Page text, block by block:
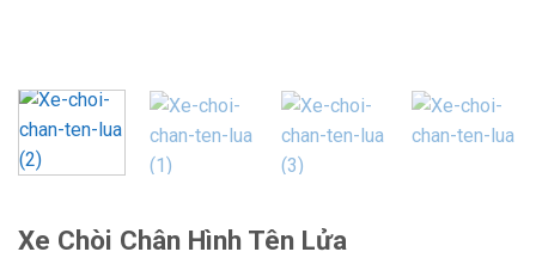
Xe Chòi Chân Hình Tên Lửa